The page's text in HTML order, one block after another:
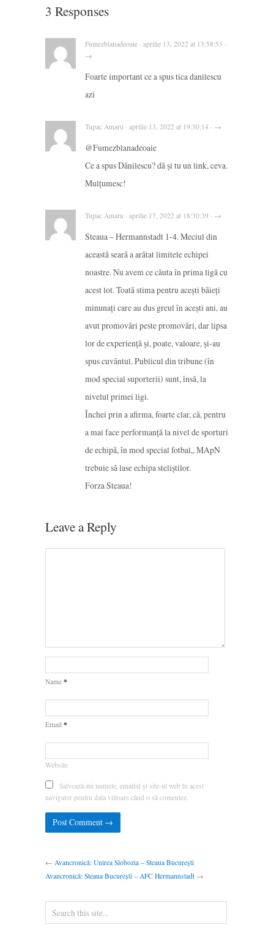
3 Responses
Fumezblanadeoaie · aprilie 13, 2022 at 13:58:53 ·
→
Foarte important ce a spus tica danilescu
azi
Tupac Amaru · aprilie 13, 2022 at 19:30:14 · →
@Fumezblanadeoaie
Ce a spus Dănilescu? dă și tu un link, ceva.
Mulțumesc!
Tupac Amaru · aprilie 17, 2022 at 18:30:39 · →
Steaua – Hermannstadt 1-4. Meciul din
această seară a arătat limitele echipei
noastre. Nu avem ce căuta în prima ligă cu
acest lot. Toată stima pentru acești băieți
minunați care au dus greul în acești ani, au
avut promovări peste promovări, dar lipsa
lor de experiență și, poate, valoare, și-au
spus cuvântul. Publicul din tribune (în
mod special suporterii) sunt, însă, la
nivelul primei ligi.
Închei prin a afirma, foarte clar, că, pentru
a mai face performanță la nivel de sporturi
de echipă, în mod special fotbal,, MApN
trebuie să lase echipa steliștilor.
Forza Steaua!
Leave a Reply
Name *
Email *
Website
Salvează-mi numele, emailul și site-ul web în acest
navigator pentru data viitoare când o să comentez.
← Avancronică: Unirea Slobozia – Steaua București
Avancronică: Steaua București – AFC Hermannstadt →